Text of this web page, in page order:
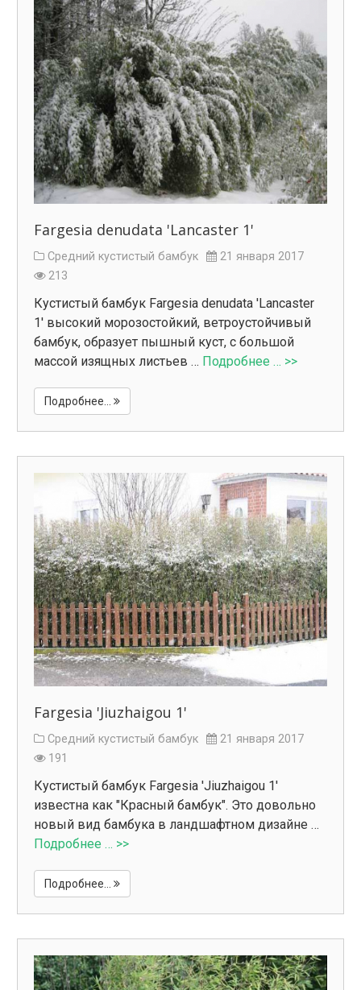
Fargesia denudata 'Lancaster 1'
Средний кустистый бамбук
21 января 2017
213
Кустистый бамбук Fargesia denudata 'Lancaster
1' высокий морозостойкий, ветроустойчивый
бамбук, образует пышный куст, с большой
массой изящных листьев … Подробнее … >>
Подробнее...
Fargesia 'Jiuzhaigou 1'
Средний кустистый бамбук
21 января 2017
191
Кустистый бамбук Fargesia 'Jiuzhaigou 1'
известна как "Красный бамбук". Это довольно
новый вид бамбука в ландшафтном дизайне …
Подробнее … >>
Подробнее...